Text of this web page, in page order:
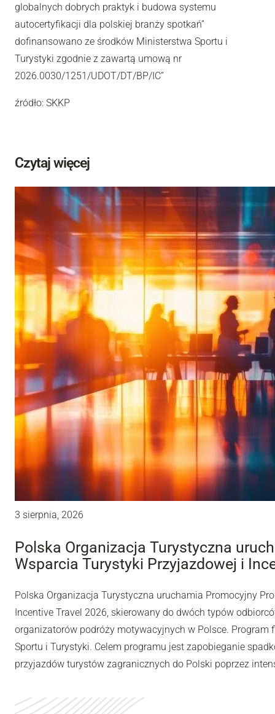
globalnych dobrych praktyk i budowa systemu
autocertyfikacji dla polskiej branży spotkań”
dofinansowano ze środków Ministerstwa Sportu i
Turystyki zgodnie z zawartą umową nr
2026.0030/1251/UDOT/DT/BP/IC”
źródło: SKKP
Czytaj więcej
3 sierpnia, 2026
Polska Organizacja Turystyczna
Wsparcia Turystyki Przyjazdowej i
Polska Organizacja Turystyczna uruchamia Promocyjny
Incentive Travel 2026, skierowany do dwóch typów
organizatorów podróży motywacyjnych w Polsce.
Sportu i Turystyki. Celem programu jest zapobieganie
przyjazdów turystów zagranicznych do Polski poprzez